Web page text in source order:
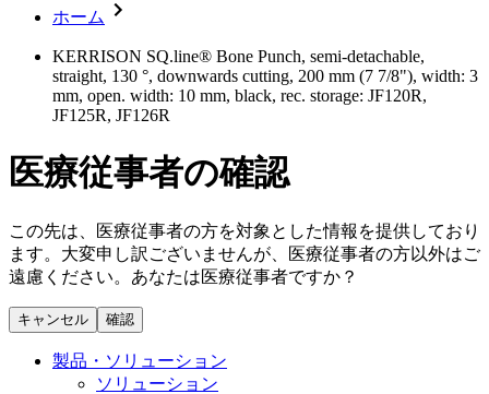
脊椎脊髄治療
手術用鋼製器具と滅菌コンテナーシステム
パワーシステム
創傷ケア
血管内塞栓術
製品・診療領域
身体の中で最も大きい関節である膝関節。日常の生活
私たちのカルチャー
採用情報
多様性
お問合せ
取材・撮影のお申込み
ニュースリリース
医療従事者さま向けニュース
会社
ホーム
KERRISON SQ.line® Bone Punch, semi-detachable,
straight, 130 °, downwards cutting, 200 mm (7 7/8"), width: 3
mm, open. width: 10 mm, black, rec. storage: JF120R,
JF125R, JF126R
医療従事者の確認
この先は、医療従事者の方を対象とした情報を提供しており
ます。大変申し訳ございませんが、医療従事者の方以外はご
遠慮ください。あなたは医療従事者ですか？
キャンセル 確認
製品・ソリューション
ソリューション